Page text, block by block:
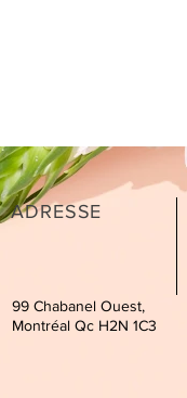
ADRESSE
99 Chabanel Ouest,
Montréal Qc H2N 1C3